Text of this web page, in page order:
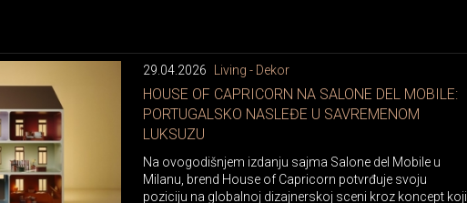
29.04.2026 Living - Dekor
HOUSE OF CAPRICORN NA SALONE DEL MOBILE:
PORTUGALSKO NASLEĐE U SAVREMENOM
LUKSUZU
Na ovogodišnjem izdanju sajma Salone del Mobile u
Milanu, brend House of Capricorn potvrđuje svoju
poziciju na globalnoj dizajnerskoj sceni kroz koncept koji